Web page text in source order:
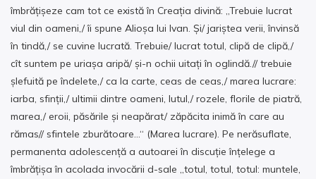
îmbrățișeze cam tot ce există în Creația divină: „Trebuie lucrat
viul din oameni,/ îi spune Alioșa lui Ivan. Și/ jariștea verii, învinsă
în tindă,/ se cuvine lucrată. Trebuie/ lucrat totul, clipă de clipă,/
cît suntem pe uriașa aripă/ și-n ochii uitați în oglindă.// trebuie
șlefuită pe îndelete,/ ca la carte, ceas de ceas,/ marea lucrare:
iarba, sfinții,/ ultimii dintre oameni, lutul,/ rozele, florile de piatră,
marea,/ eroii, păsările și neapărat/ zăpăcita inimă în care au
rămas// sfintele zburătoare…“ (Marea lucrare). Pe nerăsuflate,
permanenta adolescență a autoarei în discuție înțelege a
îmbrățișa în acolada invocării d-sale „totul, totul, totul: muntele,